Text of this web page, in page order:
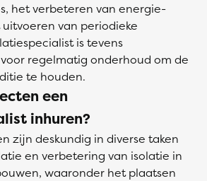
het verbeteren van energie-
van periodieke
is tevens
regelmatig onderhoud om de
te houden.
een
inhuren?
zijn deskundig in diverse taken
en verbetering van isolatie in
waaronder het plaatsen